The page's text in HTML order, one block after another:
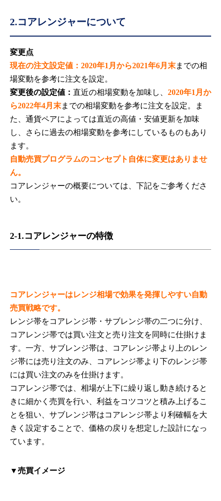
2.コアレンジャーについて
変更点
現在の注文設定値：2020年1月から2021年6月末までの相
場変動を参考に注文を設定。
変更後の設定値： 直近の相場変動を加味し、 2020年1月か
ら2022年4月末までの相場変動を参考に注文を設定。ま
た、通貨ペアによっては直近の高値・安値更新を加味
し、さらに過去の相場変動を参考にしているものもあり
ます。
自動売買プログラムのコンセプト自体に変更はありませ
ん。
コアレンジャーの概要については、下記をご参考くださ
い。
2-1.コアレンジャーの特徴
コアレンジャーはレンジ相場で効果を発揮しやすい自動
売買戦略です。
レンジ帯をコアレンジ帯・サブレンジ帯の二つに分け、
コアレンジ帯では買い注文と売り注文を同時に仕掛けま
す。一方、サブレンジ帯は、コアレンジ帯より上のレン
ジ帯には売り注文のみ、コアレンジ帯より下のレンジ帯
には買い注文のみを仕掛けます。
コアレンジ帯では、相場が上下に繰り返し動き続けると
きに細かく売買を行い、利益をコツコツと積み上げるこ
とを狙い、サブレンジ帯はコアレンジ帯より利確幅を大
きく設定することで、価格の戻りを想定した設計になっ
ています。
▼売買イメージ